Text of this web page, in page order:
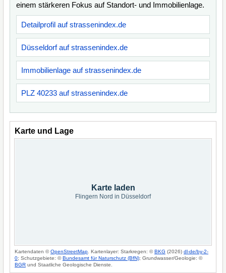
einem stärkeren Fokus auf Standort- und Immobilienlage.
Detailprofil auf strassenindex.de
Düsseldorf auf strassenindex.de
Immobilienlage auf strassenindex.de
PLZ 40233 auf strassenindex.de
Karte und Lage
Karte laden
Flingern Nord in Düsseldorf
Kartendaten ©OpenStreetMap . Kartenlayer: Starkregen: ©BKG (2026) dl-de/by-2-
0; Schutzgebiete: ©Bundesamt für Naturschutz (BfN); Grundwasser/Geologie: ©
BGR und Staatliche Geologische Dienste.